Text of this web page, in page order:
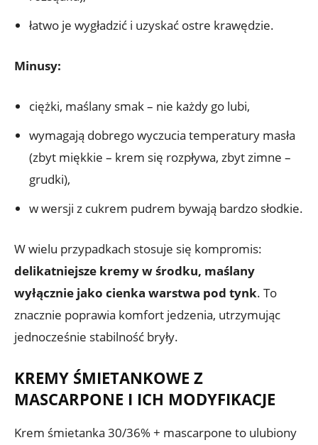
łatwo je wygładzić i uzyskać ostre krawędzie.
Minusy:
ciężki, maślany smak – nie każdy go lubi,
wymagają dobrego wyczucia temperatury masła
(zbyt miękkie – krem się rozpływa, zbyt zimne –
grudki),
w wersji z cukrem pudrem bywają bardzo słodkie.
W wielu przypadkach stosuje się kompromis:
delikatniejsze kremy w środku, maślany
wyłącznie jako cienka warstwa pod tynk. To
znacznie poprawia komfort jedzenia, utrzymując
jednocześnie stabilność bryły.
KREMY ŚMIETANKOWE Z
MASCARPONE I ICH MODYFIKACJE
Krem śmietanka 30/36% + mascarpone to ulubiony